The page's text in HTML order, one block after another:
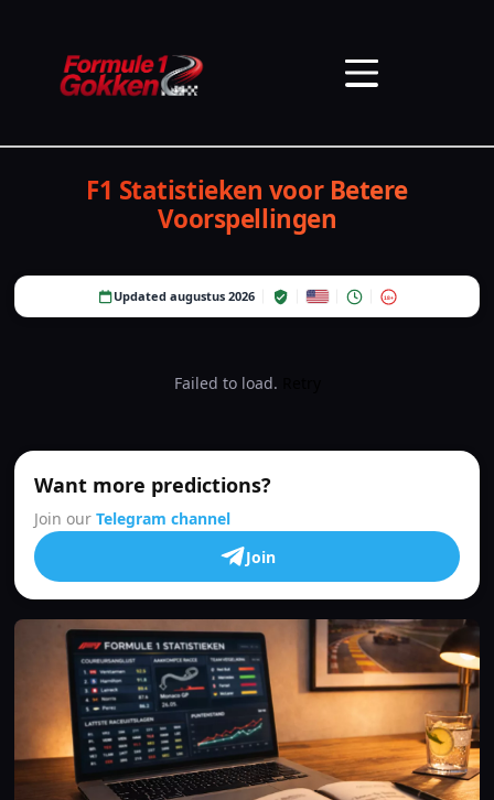
F1 Statistieken voor Betere
Voorspellingen
Updated augustus 2026 18+
Failed to load.
Want more predictions?
Join our Telegram channel
Join